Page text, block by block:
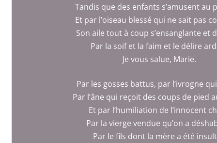
Tandis que des enfants s’amusent au
Et par l’oiseau blessé qui ne sait pas
Son aile tout à coup s’ensanglante et
Par la soif et la faim et le délire
Je vous salue, Marie.
Par les gosses battus, par l’ivrogne
Par l’âne qui reçoit des coups de pied
Et par l’humiliation de l’innocent
Par la vierge vendue qu’on a
Par le fils dont la mère a été